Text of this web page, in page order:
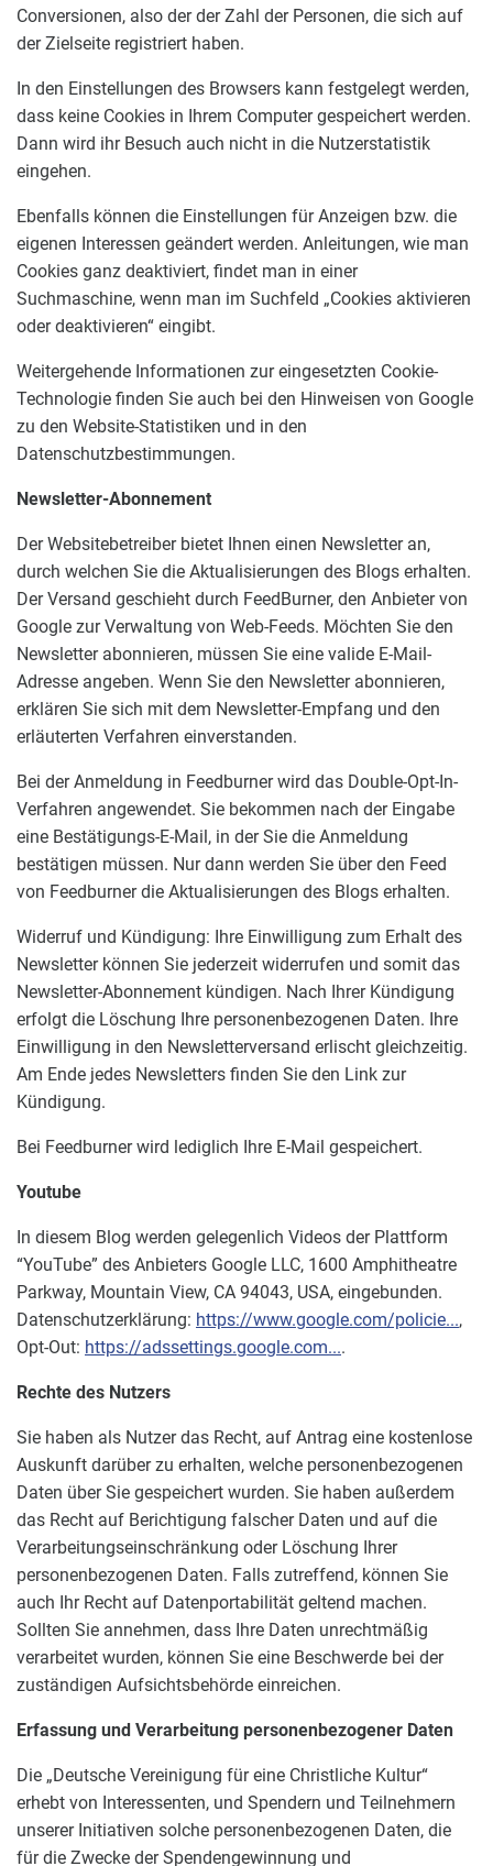
Conversionen, also der der Zahl der Personen, die sich auf
der Zielseite registriert haben.
In den Einstellungen des Browsers kann festgelegt werden,
dass keine Cookies in Ihrem Computer gespeichert werden.
Dann wird ihr Besuch auch nicht in die Nutzerstatistik
eingehen.
Ebenfalls können die Einstellungen für Anzeigen bzw. die
eigenen Interessen geändert werden. Anleitungen, wie man
Cookies ganz deaktiviert, findet man in einer
Suchmaschine, wenn man im Suchfeld „Cookies aktivieren
oder deaktivieren“ eingibt.
Weitergehende Informationen zur eingesetzten Cookie-
Technologie finden Sie auch bei den Hinweisen von Google
zu den Website-Statistiken und in den
Datenschutzbestimmungen.
Newsletter-Abonnement
Der Websitebetreiber bietet Ihnen einen Newsletter an,
durch welchen Sie die Aktualisierungen des Blogs erhalten.
Der Versand geschieht durch FeedBurner, den Anbieter von
Google zur Verwaltung von Web-Feeds. Möchten Sie den
Newsletter abonnieren, müssen Sie eine valide E-Mail-
Adresse angeben. Wenn Sie den Newsletter abonnieren,
erklären Sie sich mit dem Newsletter-Empfang und den
erläuterten Verfahren einverstanden.
Bei der Anmeldung in Feedburner wird das Double-Opt-In-
Verfahren angewendet. Sie bekommen nach der Eingabe
eine Bestätigungs-E-Mail, in der Sie die Anmeldung
bestätigen müssen. Nur dann werden Sie über den Feed
von Feedburner die Aktualisierungen des Blogs erhalten.
Widerruf und Kündigung: Ihre Einwilligung zum Erhalt des
Newsletter können Sie jederzeit widerrufen und somit das
Newsletter-Abonnement kündigen. Nach Ihrer Kündigung
erfolgt die Löschung Ihre personenbezogenen Daten. Ihre
Einwilligung in den Newsletterversand erlischt gleichzeitig.
Am Ende jedes Newsletters finden Sie den Link zur
Kündigung.
Bei Feedburner wird lediglich Ihre E-Mail gespeichert.
Youtube
In diesem Blog werden gelegenlich Videos der Plattform
“YouTube” des Anbieters Google LLC, 1600 Amphitheatre
Parkway, Mountain View, CA 94043, USA, eingebunden.
Datenschutzerklärung: https://www.google.com/policie...,
Opt-Out: https://adssettings.google.com....
Rechte des Nutzers
Sie haben als Nutzer das Recht, auf Antrag eine kostenlose
Auskunft darüber zu erhalten, welche personenbezogenen
Daten über Sie gespeichert wurden. Sie haben außerdem
das Recht auf Berichtigung falscher Daten und auf die
Verarbeitungseinschränkung oder Löschung Ihrer
personenbezogenen Daten. Falls zutreffend, können Sie
auch Ihr Recht auf Datenportabilität geltend machen.
Sollten Sie annehmen, dass Ihre Daten unrechtmäßig
verarbeitet wurden, können Sie eine Beschwerde bei der
zuständigen Aufsichtsbehörde einreichen.
Erfassung und Verarbeitung personenbezogener Daten
Die „Deutsche Vereinigung für eine Christliche Kultur“
erhebt von Interessenten, und Spendern und Teilnehmern
unserer Initiativen solche personenbezogenen Daten, die
für die Zwecke der Spendengewinnung und